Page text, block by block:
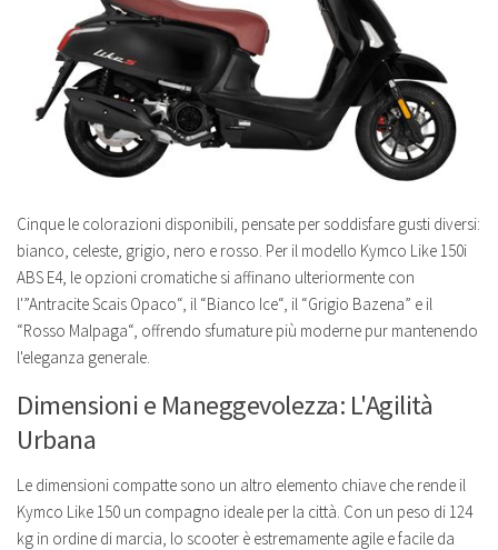
Cinque le colorazioni disponibili, pensate per soddisfare gusti diversi:
bianco, celeste, grigio, nero e rosso. Per il modello Kymco Like 150i
ABS E4, le opzioni cromatiche si affinano ulteriormente con
l'”Antracite Scais Opaco“, il “Bianco Ice“, il “Grigio Bazena” e il
“Rosso Malpaga“, offrendo sfumature più moderne pur mantenendo
l'eleganza generale.
Dimensioni e Maneggevolezza: L'Agilità
Urbana
Le dimensioni compatte sono un altro elemento chiave che rende il
Kymco Like 150 un compagno ideale per la città. Con un peso di 124
kg in ordine di marcia, lo scooter è estremamente agile e facile da